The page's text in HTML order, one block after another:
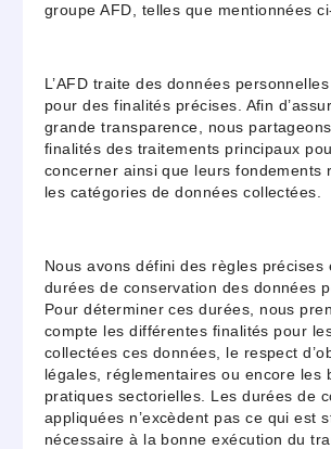
groupe AFD, telles que mentionnées
L’AFD traite des données
pour des finalités précises. Afin
grande transparence, nous
finalités des traitements principaux
concerner ainsi que leurs fondements
les catégories de données collectées.
Nous avons défini des règles précises
durées de conservation des données
Pour déterminer ces durées, nous
compte les différentes finalités pour
collectées ces données, le respect
légales, réglementaires ou encore les
pratiques sectorielles. Les durées de
appliquées n’excèdent pas ce qui est
nécessaire à la bonne exécution du